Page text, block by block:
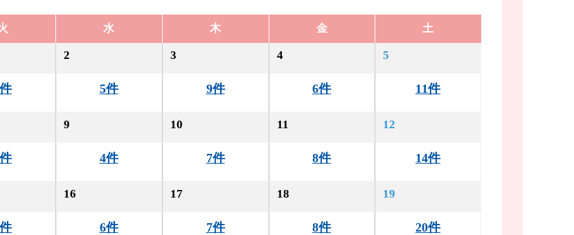
水 木 金 土
2
5件
3
9件
4
6件
5
11件
9
4件
10
7件
11
8件
12
14件
16
6件
17
7件
18
8件
19
20件